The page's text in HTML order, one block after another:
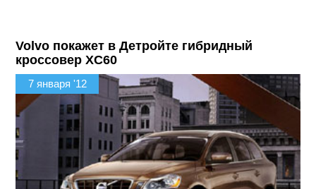
Volvo покажет в Детройте гибридный
кроссовер XC60
7 января '12